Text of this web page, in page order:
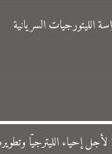
الليتورجيات السريانية
إحياء الليترجيّا